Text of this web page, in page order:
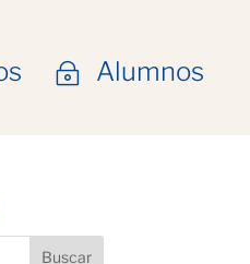
~ Alumnos